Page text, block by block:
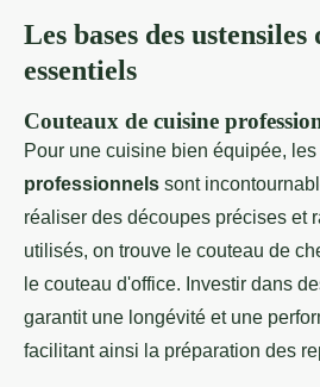
Les bases des ustensiles
essentiels
Couteaux de cuisine
Pour une cuisine bien équipée, les
professionnels sont
réaliser des découpes précises et
utilisés, on trouve le couteau de
le couteau d'office. Investir dans
garantit une longévité et une
facilitant ainsi la préparation des